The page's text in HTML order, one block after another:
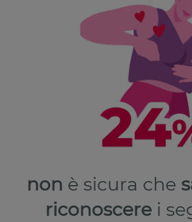
non è sicura che
riconoscere i